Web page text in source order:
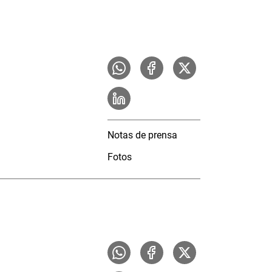
Notas de prensa
Fotos